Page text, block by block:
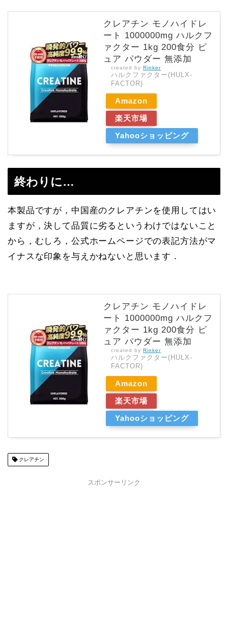
クレアチン モノハイドレ
ート 1000000mg ハルクフ
ァクター 1kg 200食分 ピ
ュア パウダー 無添加
created by Rinker
ハルクファクター(HULX-
FACTOR)
Amazon
楽天市場
Yahooショッピング
終わりに…
本製品ですが，中国産のクレアチンを使用してはい
ますが，決して品質に劣るというわけではないこと
から，むしろ，公式ホームページでの表記方法がマ
イナスな印象を与えかねないと思います．
クレアチン モノハイドレ
ート 1000000mg ハルクフ
ァクター 1kg 200食分 ピ
ュア パウダー 無添加
created by Rinker
ハルクファクター(HULX-
FACTOR)
Amazon
楽天市場
Yahooショッピング
クレアチン
スポンサーリンク